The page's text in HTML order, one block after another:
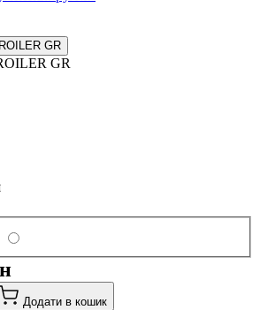
GR
Додати в кошик